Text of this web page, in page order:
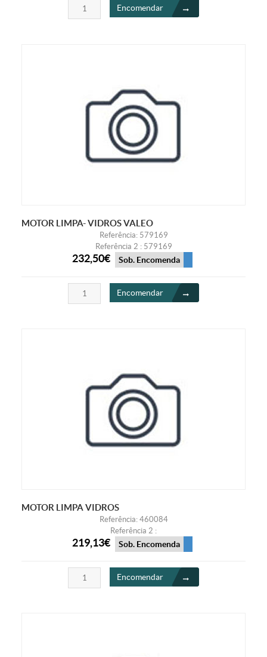
Encomendar
MOTOR LIMPA- VIDROS VALEO
Referência: 579169
Referência 2 : 579169
232,50€ Sob. Encomenda
Encomendar
MOTOR LIMPA VIDROS
Referência: 460084
Referência 2 :
219,13€ Sob. Encomenda
Encomendar